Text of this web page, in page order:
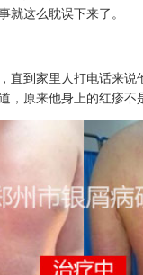
就这么耽误下来了。
直到家里人打电话来说
原来他身上的红疹不